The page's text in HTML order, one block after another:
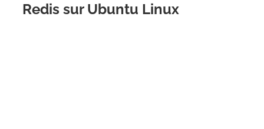
Redis sur Ubuntu Linux